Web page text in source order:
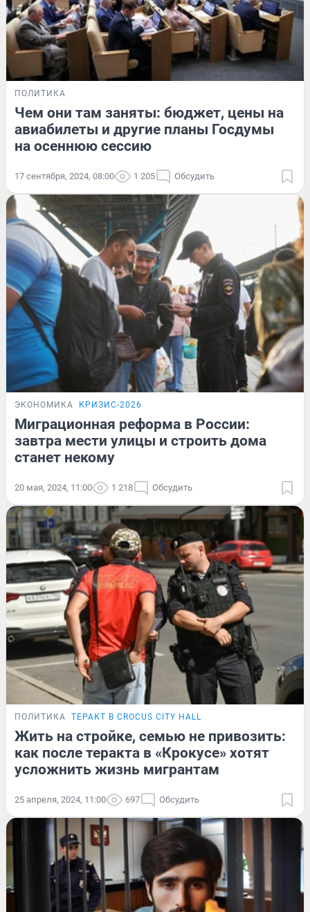
ПОЛИТИКА
Чем они там заняты: бюджет, цены на
авиабилеты и другие планы Госдумы
на осеннюю сессию
17 сентября, 2024, 08:00 1 205 Обсудить
ЭКОНОМИКА КРИЗИС-2026
Миграционная реформа в России:
завтра мести улицы и строить дома
станет некому
20 мая, 2024, 11:00 1 218 Обсудить
ПОЛИТИКА ТЕРАКТ В CROCUS CITY HALL
Жить на стройке, семью не привозить:
как после теракта в «Крокусе» хотят
усложнить жизнь мигрантам
25 апреля, 2024, 11:00 697 Обсудить